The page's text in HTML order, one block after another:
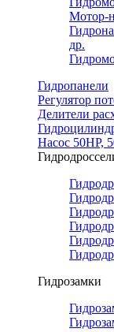
Мотор-
др.
Гидропанели
Регулятор
Делители
Насос 50НР,
Гидрозамки